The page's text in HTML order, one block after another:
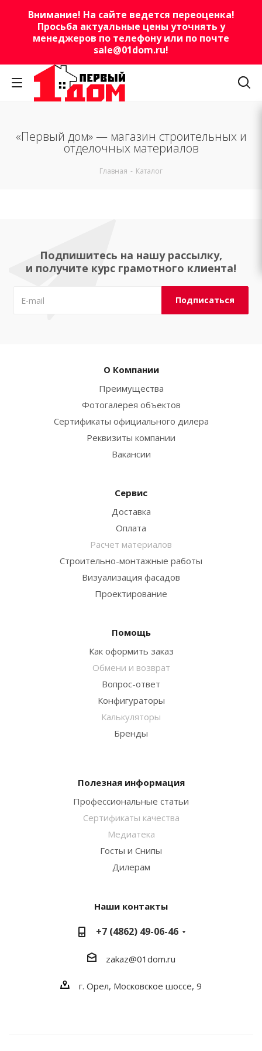
Внимание! На сайте ведется переоценка!
Просьба актуальные цены уточнять у
менеджеров по телефону или по почте
sale@01dom.ru!
«Первый дом» — магазин строительных и
отделочных материалов
Главная - Каталог
Подпишитесь на нашу рассылку,
и получите курс грамотного клиента!
О Компании
Преимущества
Фотогалерея объектов
Сертификаты официального дилера
Реквизиты компании
Вакансии
Сервис
Доставка
Оплата
Расчет материалов
Строительно-монтажные работы
Визуализация фасадов
Проектирование
Помощь
Как оформить заказ
Обмени и возврат
Вопрос-ответ
Конфигураторы
Калькуляторы
Бренды
Полезная информация
Профессиональные статьи
Сертификаты качества
Медиатека
Госты и Снипы
Дилерам
Наши контакты
+7 (4862) 49-06-46
zakaz@01dom.ru
г. Орел, Московское шоссе, 9